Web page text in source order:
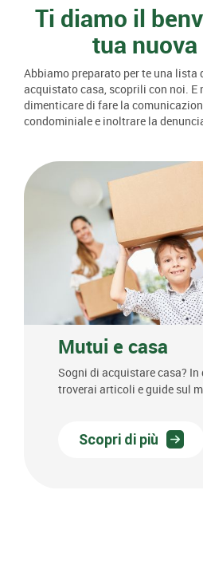
Ti diamo il
tua
Abbiamo preparato per te una
acquistato casa, scoprili con noi. E
dimenticare di fare la
condominiale e inoltrare la
Mutui e casa
Sogni di acquistare casa? In
troverai articoli e guide sul
Scopri di più